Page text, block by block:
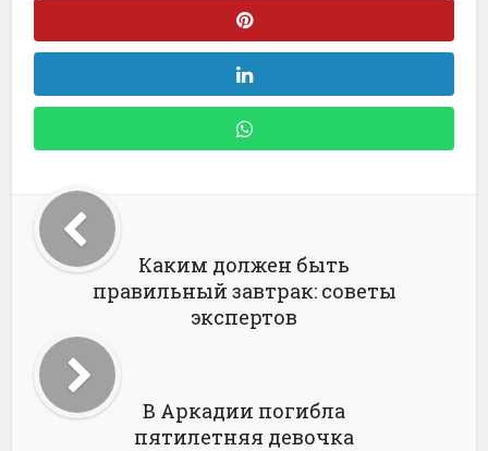
Каким должен быть
правильный завтрак: советы
экспертов
В Аркадии погибла
пятилетняя девочка